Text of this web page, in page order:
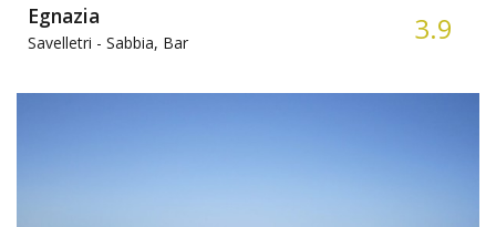
Egnazia
Savelletri - Sabbia, Bar 3.9